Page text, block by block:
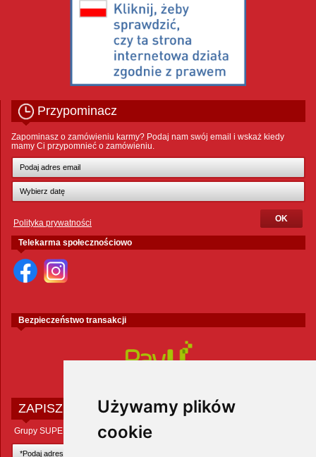
Używamy plików
cookie
Przypominacz
Zapominasz o zamówieniu karmy? Podaj nam swój email i wskaż kiedy
mamy Ci przypomnieć o zamówieniu.
Polityka prywatności
Telekarma społecznościowo
Bezpieczeństwo transakcji
ZAPISZ SIĘ DO NEWSLETTERA
Grupy SUPER ZOO POLAND Sp. z o.o.